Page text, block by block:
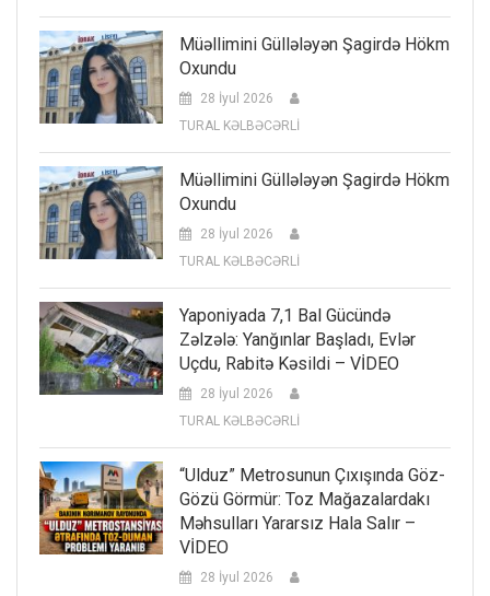
Müəllimini Güllələyən Şagirdə Hökm
Oxundu
28 İyul 2026
TURAL KƏLBƏCƏRLİ
Müəllimini Güllələyən Şagirdə Hökm
Oxundu
28 İyul 2026
TURAL KƏLBƏCƏRLİ
Yaponiyada 7,1 Bal Gücündə
Zəlzələ: Yanğınlar Başladı, Evlər
Uçdu, Rabitə Kəsildi – VİDEO
28 İyul 2026
TURAL KƏLBƏCƏRLİ
“Ulduz” Metrosunun Çıxışında Göz-
Gözü Görmür: Toz Mağazalardakı
Məhsulları Yararsız Hala Salır –
VİDEO
28 İyul 2026